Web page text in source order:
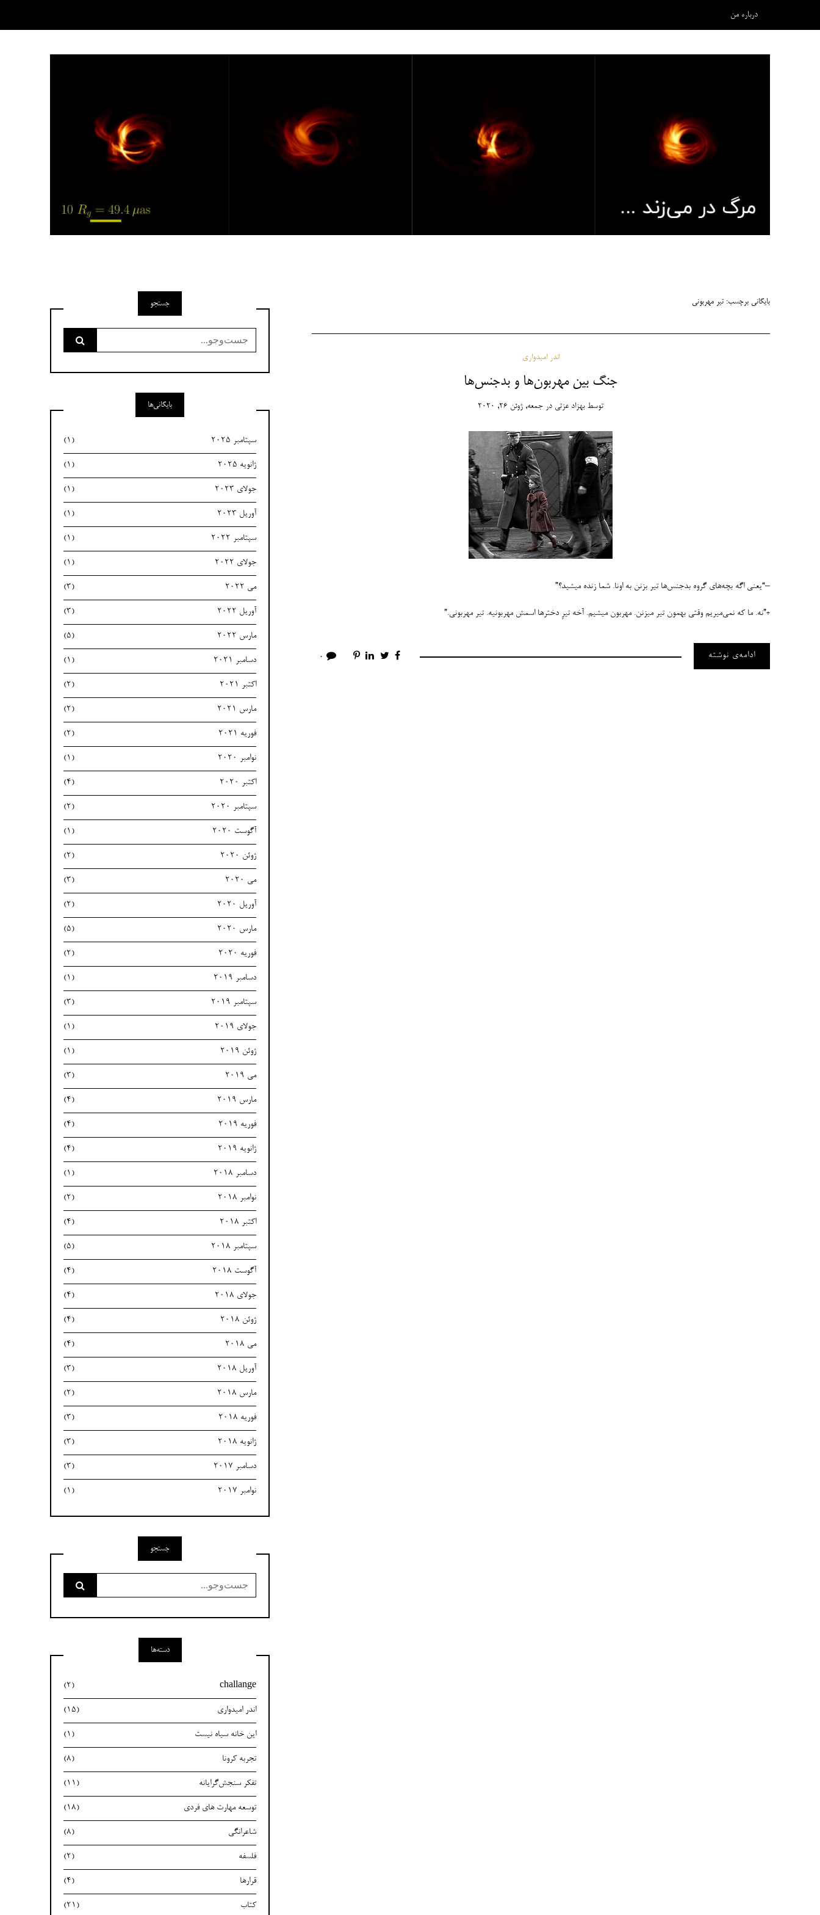
درباره من
بایگانی برچسب:تیر مهربونی
اندر امیدواری
جنگ بین مهربون‌ها و بدجنس‌ها
توسطبهزاد عزتی در جمعه, ژوئن 26, 2020
–“یعنی اگه بچه‌­های گروه بدجنس‌­ها تیر بزنن به اونا. شما زنده می­شید؟”
+”نه. ما که نمی‌­میریم وقتی بهمون تیر می­زنن. مهربون می­شیم. آخه تیرِ دخترها اسمش مهربونیه. تیر مهربونی.”
ادامه‌ی نوشته 0
جستجو
برای:
بایگانی‌ها
سپتامبر 2025 (1)
ژانویه 2025 (1)
جولای 2023 (1)
آوریل 2023 (1)
سپتامبر 2022 (1)
جولای 2022 (1)
می 2022 (3)
آوریل 2022 (3)
مارس 2022 (5)
دسامبر 2021 (1)
اکتبر 2021 (2)
مارس 2021 (2)
فوریه 2021 (2)
نوامبر 2020 (1)
اکتبر 2020 (4)
سپتامبر 2020 (2)
آگوست 2020 (1)
ژوئن 2020 (2)
می 2020 (3)
آوریل 2020 (2)
مارس 2020 (5)
فوریه 2020 (2)
دسامبر 2019 (1)
سپتامبر 2019 (3)
جولای 2019 (1)
ژوئن 2019 (1)
می 2019 (3)
مارس 2019 (4)
فوریه 2019 (4)
ژانویه 2019 (4)
دسامبر 2018 (1)
نوامبر 2018 (2)
اکتبر 2018 (4)
سپتامبر 2018 (5)
آگوست 2018 (4)
جولای 2018 (4)
ژوئن 2018 (4)
می 2018 (4)
آوریل 2018 (3)
مارس 2018 (2)
فوریه 2018 (3)
ژانویه 2018 (3)
دسامبر 2017 (3)
نوامبر 2017 (1)
جستجو
برای:
دسته‌ها
challange
(2)
اندر امیدواری (15)
این خانه سیاه نیست (1)
تجربه کرونا (8)
تفکر سنجش‌گرایانه (11)
توسعه مهارت های فردی (18)
شاعرانگی (8)
فلسفه (2)
قرارها (4)
کتاب (21)